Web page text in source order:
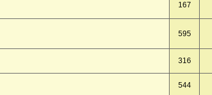
167
595
316
544